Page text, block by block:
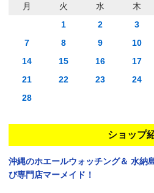
月 火 水 木
1
2 3
7
8 9 10
14
15 16 17
21
22 23 24
28
ショップ
沖縄のホエールウォッチング＆ 水納
び専門店マーメイド！